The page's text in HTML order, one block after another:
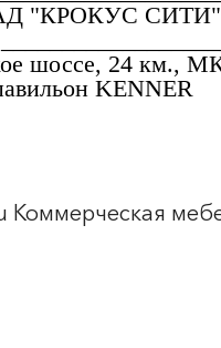
"КРОКУС СИТИ"
шоссе, 24 км.,
KENNER